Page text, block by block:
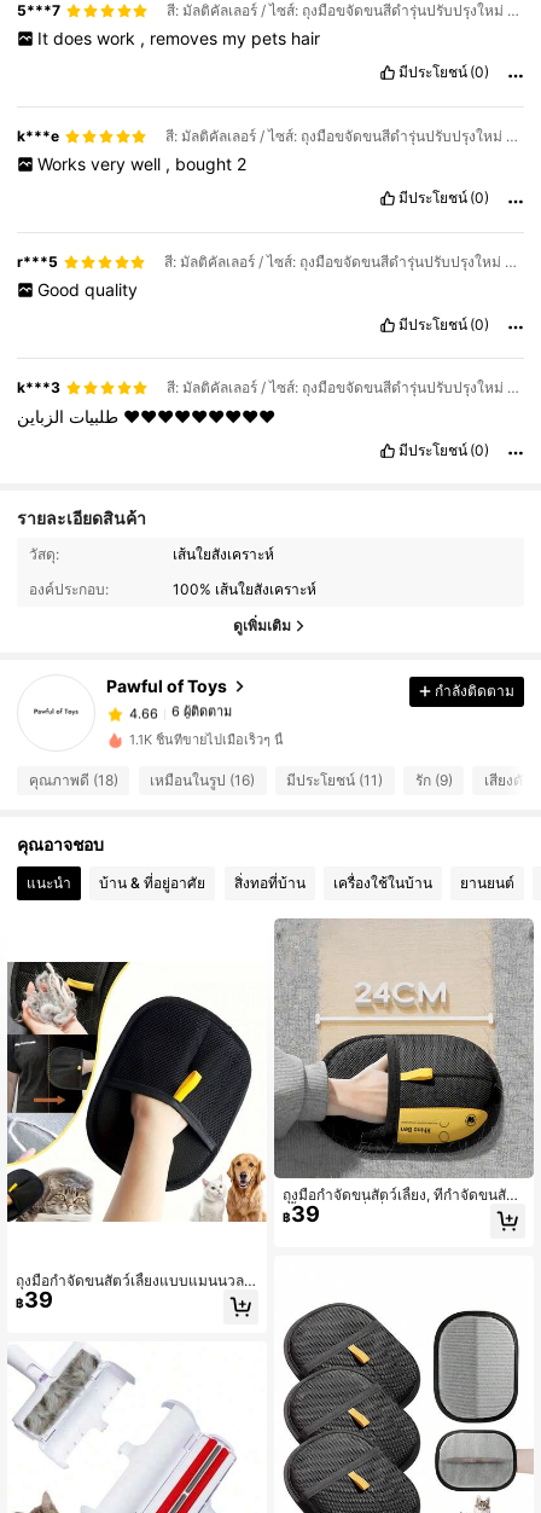
5***7 สี: มัลติคัลเลอร์ / ไซส์: ถุงมือขจัดขนสีดำรุ่นปรับปรุงใหม่ 1 ชิ้น
It does work , removes my pets hair
มีประโยชน์ (0)
k***e สี: มัลติคัลเลอร์ / ไซส์: ถุงมือขจัดขนสีดำรุ่นปรับปรุงใหม่ 1 ชิ้น
Works very well , bought 2
มีประโยชน์ (0)
r***5 สี: มัลติคัลเลอร์ / ไซส์: ถุงมือขจัดขนสีดำรุ่นปรับปรุงใหม่ 1 ชิ้น
Good quality
มีประโยชน์ (0)
k***3 สี: มัลติคัลเลอร์ / ไซส์: ถุงมือขจัดขนสีดำรุ่นปรับปรุงใหม่ 1 ชิ้น
طلبيات ♥️♥️♥️♥️♥️♥️♥️♥️♥️
มีประโยชน์ (0)
รายละเอียดสินค้า
วัสดุ:
เส้นใยสังเคราะห์
องค์ประกอบ:
100% เส้นใยสังเคราะห์
ดูเพิ่มเติม
Pawful of Toys
6 ผู้ติดตาม
u***r ตาม1 วันที่ผ่านมา
4.66 6 ผู้ติดตาม
4.66 6 ผู้ติดตาม
กำลังติดตาม
1.1K ชิ้นที่ขายไปเมื่อเร็วๆ นี้
คุณภาพดี (18) เหมือนในรูป (16) มีประโยชน์ (11) รัก (9) เสียงดัง
คุณอาจชอบ
แนะนำ บ้าน & ที่อยู่อาศัย สิ่งทอที่บ้าน เครื่องใช้ในบ้าน ยานยนต์
ถุงมือกำจัดขนสัตว์เลี้ยงแบบแมนนวล -
แปรงกำจัดขนสองด้าน, เหมาะสำหรับแ
มว, สุนัข, เฟอร์นิเจอร์, เสื้อผ้า - พลาสติ
รื่องมือทำความสะอาดในครัวเรือน
฿39
ถุงมือกำจัดขนสัตว์เลี้ยง, ที่กำจัดขนสัตว์
เลี้ยงแบบคงที่, ที่กำจัดขนแมวสุนัขแบบ
ใช้ซ้ำได้สำหรับโซฟา, เฟอร์นิเจอร์, พร
฿39